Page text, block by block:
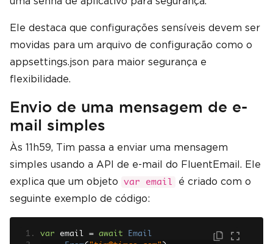
Ele destaca que configurações sensíveis devem ser
movidas para um arquivo de configuração como o
appsettings.json para maior segurança e
flexibilidade.
Envio de uma mensagem de e-
mail simples
Às 11h59, Tim passa a enviar uma mensagem
simples usando a API de e-mail do FluentEmail. Ele
explica que um objeto
var email
é criado com o
seguinte exemplo de código:
var email = await
Email